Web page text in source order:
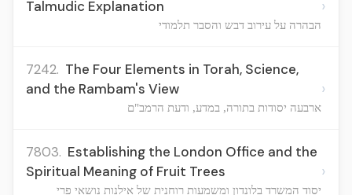
Talmudic Explanation
הבהרה על עירוב דבש והסבר תלמודי
›
7242. The Four Elements in Torah, Science,
and the Rambam's View
ארבעה יסודות בתורה, במדע, ודעת הרמב"ם
›
7803. Establishing the London Office and the
Spiritual Meaning of Fruit Trees
יסוד המשרד בלונדון ומשמעות רוחנית של אילנות נושאי פרי
›